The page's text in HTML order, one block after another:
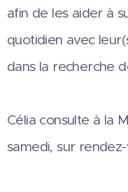
afin de les aider à
quotidien avec
dans la recherche
Célia consulte à la
samedi, sur